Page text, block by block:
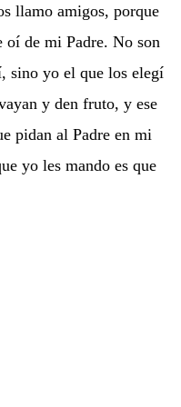
llamo amigos, porque
oí de mi Padre. No son
sino yo el que los elegí
y den fruto, y ese
pidan al Padre en mi
yo les mando es que